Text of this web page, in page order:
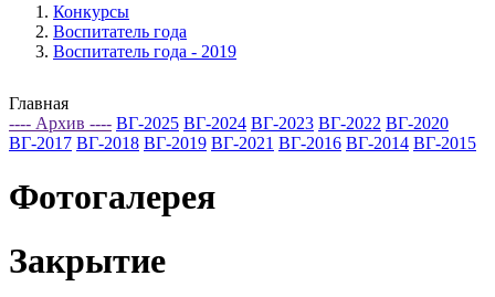
Конкурсы
Воспитатель года
Воспитатель года - 2019
Главная
---- Архив ---- ВГ-2025 ВГ-2024 ВГ-2023 ВГ-2022 ВГ-2020
ВГ-2017 ВГ-2018 ВГ-2019 ВГ-2021 ВГ-2016 ВГ-2014 ВГ-2015
Фотогалерея
Закрытие